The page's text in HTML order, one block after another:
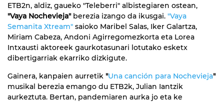
ETB2n, aldiz, gaueko "Teleberri" albistegiaren ostean,
"Vaya Nochevieja"berezia izango da ikusgai. "Vaya
Semanita Xtream" saioko Maribel Salas, Iker Galartza,
Miriam Cabeza, Andoni Agirregomezkorta eta Lorea
Intxausti aktoreek gaurkotasunari lotutako esketx
dibertigarriak ekarriko dizkigute.
Gainera, kanpaien aurretik "Una canción para Nochevieja"
musikal berezia emango du ETB2k, Julian Iantzik
aurkeztuta. Bertan, pandemiaren aurka jo eta ke